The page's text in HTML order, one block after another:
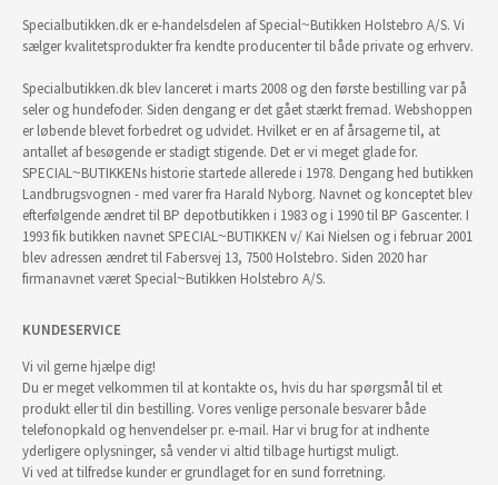
Specialbutikken.dk er e-handelsdelen af Special~Butikken Holstebro A/S. Vi
sælger kvalitetsprodukter fra kendte producenter til både private og erhverv.
Specialbutikken.dk blev lanceret i marts 2008 og den første bestilling var på
seler og hundefoder. Siden dengang er det gået stærkt fremad. Webshoppen
er løbende blevet forbedret og udvidet. Hvilket er en af årsagerne til, at
antallet af besøgende er stadigt stigende. Det er vi meget glade for.
SPECIAL~BUTIKKENs historie startede allerede i 1978. Dengang hed butikken
Landbrugsvognen - med varer fra Harald Nyborg. Navnet og konceptet blev
efterfølgende ændret til BP depotbutikken i 1983 og i 1990 til BP Gascenter. I
1993 fik butikken navnet SPECIAL~BUTIKKEN v/ Kai Nielsen og i februar 2001
blev adressen ændret til Fabersvej 13, 7500 Holstebro. Siden 2020 har
firmanavnet været Special~Butikken Holstebro A/S.
KUNDESERVICE
Vi vil gerne hjælpe dig!
Du er meget velkommen til at kontakte os, hvis du har spørgsmål til et
produkt eller til din bestilling. Vores venlige personale besvarer både
telefonopkald og henvendelser pr. e-mail. Har vi brug for at indhente
yderligere oplysninger, så vender vi altid tilbage hurtigst muligt.
Vi ved at tilfredse kunder er grundlaget for en sund forretning.